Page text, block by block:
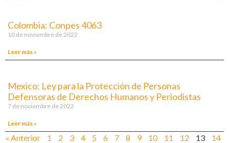
Colombia: Conpes 4063
10 de noviembre de 2022
Leer más »
Mexico: Ley para la Protección de Personas
Defensoras de Derechos Humanos y Periodistas
7 de noviembre de 2022
Leer más »
« Anterior 1 2 3 4 5 6 7 8 9 10 11 12 13
14